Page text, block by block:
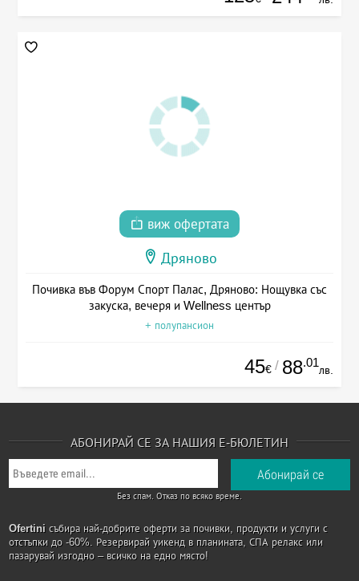
виж офертата
Дряново
Почивка във Форум Спорт Палас, Дряново: Нощувка със
закуска, вечеря и Wellness център
+ полупансион
45€ / 88.01
лв.
АБОНИРАЙ СЕ ЗА НАШИЯ Е-БЮЛЕТИН
Без спам. Отказ по всяко време.
Ofertini събира най-добрите оферти за почивки, продукти и услуги с
отстъпки до -60%. Резервирай уикенд в планината, СПА релакс или
пазарувай изгодно – всичко на едно място!